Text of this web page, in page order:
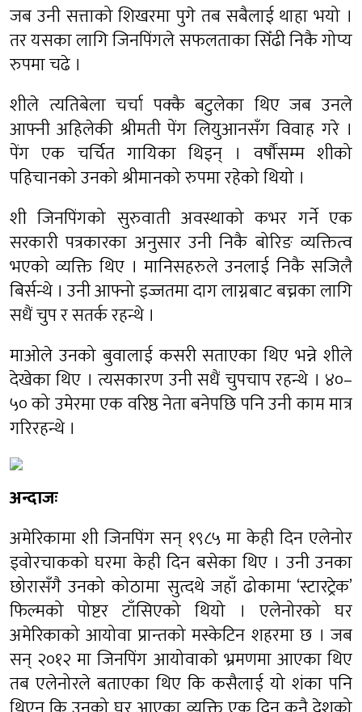
जब उनी सत्ताको शिखरमा पुगे तब सबैलाई थाहा भयो ।
तर यसका लागि जिनपिंगले सफलताका सिँढी निकै गोप्य
रुपमा चढे ।
शीले त्यतिबेला चर्चा पक्कै बटुलेका थिए जब उनले
आफ्नी अहिलेकी श्रीमती पेंग लियुआनसँग विवाह गरे ।
पेंग एक चर्चित गायिका थिइन् । वर्षौंसम्म शीको
पहिचानको उनको श्रीमानको रुपमा रहेको थियो ।
शी जिनपिंगको सुरुवाती अवस्थाको कभर गर्ने एक
सरकारी पत्रकारका अनुसार उनी निकै बोरिङ व्यक्तित्व
भएको व्यक्ति थिए । मानिसहरुले उनलाई निकै सजिलै
बिर्सन्थे । उनी आफ्नो इज्जतमा दाग लाग्नबाट बच्नका लागि
सधैं चुप र सतर्क रहन्थे ।
माओले उनको बुवालाई कसरी सताएका थिए भन्ने शीले
देखेका थिए । त्यसकारण उनी सधैं चुपचाप रहन्थे । ४०–
५० को उमेरमा एक वरिष्ठ नेता बनेपछि पनि उनी काम मात्र
गरिरहन्थे ।
अन्दाजः
अमेरिकामा शी जिनपिंग सन् १९८५ मा केही दिन एलेनोर
ड्वोरचाकको घरमा केही दिन बसेका थिए । उनी उनका
छोरासँगै उनको कोठामा सुत्दथे जहाँ ढोकामा ‘स्टारट्रेक’
फिल्मको पोष्टर टाँसिएको थियो । एलेनोरको घर
अमेरिकाको आयोवा प्रान्तको मस्केटिन शहरमा छ । जब
सन् २०१२ मा जिनपिंग आयोवाको भ्रमणमा आएका थिए
तब एलेनोरले बताएका थिए कि कसैलाई यो शंका पनि